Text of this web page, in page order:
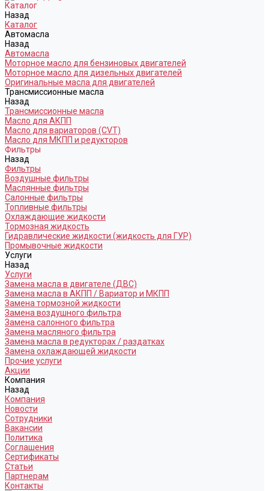
Каталог
Назад
Каталог
Автомасла
Назад
Автомасла
Моторное масло для бензиновых двигателей
Моторное масло для дизельных двигателей
Оригинальные масла для двигателей
Трансмиссионные масла
Назад
Трансмиссионные масла
Масло для АКПП
Масло для вариаторов (CVT)
Масло для МКПП и редукторов
Фильтры
Назад
Фильтры
Воздушные фильтры
Маслянные фильтры
Салонные фильтры
Топливные фильтры
Охлаждающие жидкости
Тормозная жидкость
Гидравлические жидкости (жидкость для ГУР)
Промывочные жидкости
Услуги
Назад
Услуги
Замена масла в двигателе (ДВС)
Замена масла в АКПП / Вариатор и МКПП
Замена тормозной жидкости
Замена воздушного фильтра
Замена салонного фильтра
Замена масляного фильтра
Замена масла в редукторах / раздатках
Замена охлаждающей жидкости
Прочие услуги
Акции
Компания
Назад
Компания
Новости
Сотрудники
Вакансии
Политика
Соглашения
Сертификаты
Статьи
Партнерам
Контакты